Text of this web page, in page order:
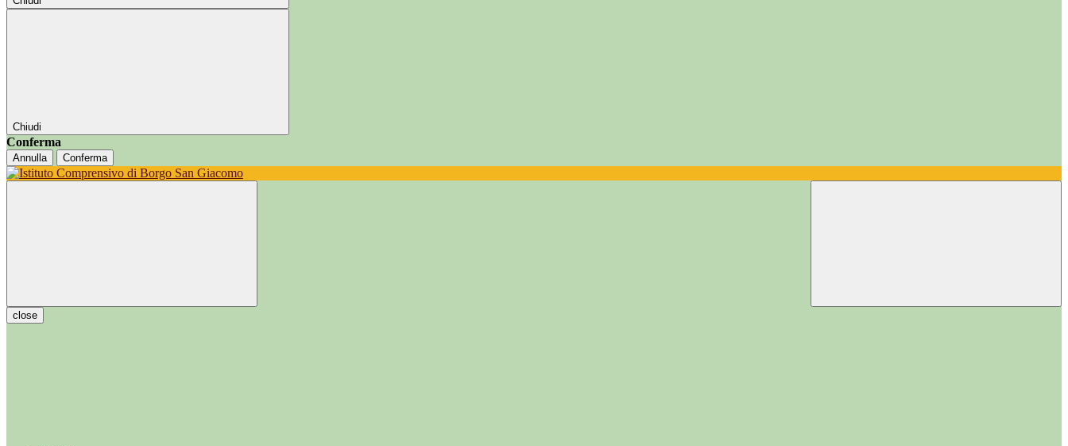
Chiudi
Conferma
Annulla Conferma
close